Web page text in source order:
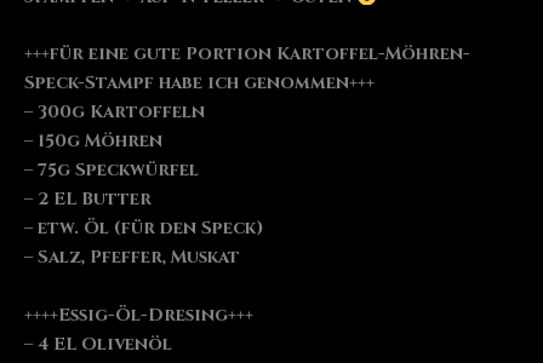
+++für eine gute Portion Kartoffel-Möhren-
Speck-Stampf habe ich genommen+++
– 300g Kartoffeln
– 150g Möhren
– 75g Speckwürfel
– 2 EL Butter
– etw. Öl (für den Speck)
– Salz, Pfeffer, Muskat
++++Essig-Öl-Dresing+++
– 4 EL Olivenöl